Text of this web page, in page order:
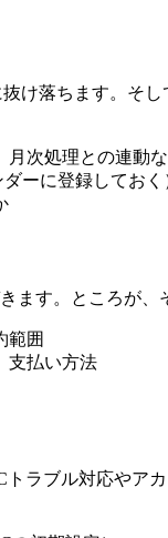
け落ちます。そ
次処理との連動な
ーに登録しておく
ます。ところが
範囲
支払い方法
ラブル対応や